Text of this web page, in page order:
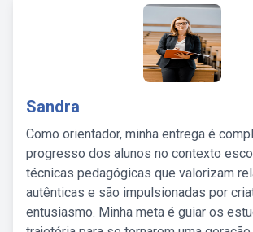
Sandra
Como orientador, minha entrega é
progresso dos alunos no contexto
técnicas pedagógicas que valorizam
autênticas e são impulsionadas por
entusiasmo. Minha meta é guiar os